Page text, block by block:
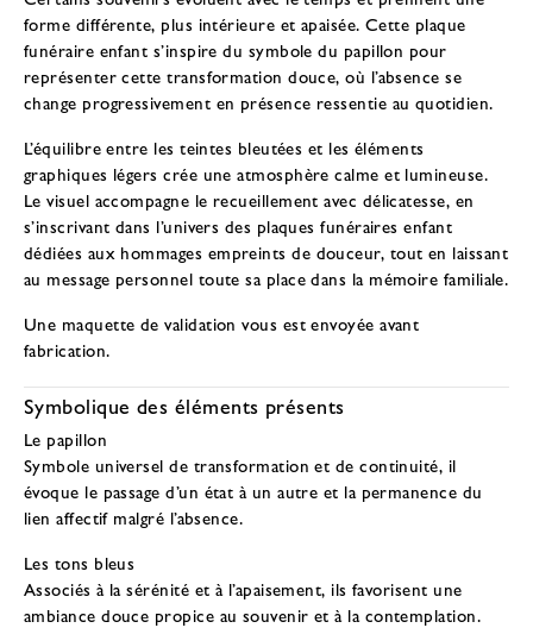
forme différente, plus intérieure et apaisée. Cette plaque
funéraire enfant s’inspire du symbole du papillon pour
représenter cette transformation douce, où l’absence se
change progressivement en présence ressentie au quotidien.
L’équilibre entre les teintes bleutées et les éléments
graphiques légers crée une atmosphère calme et lumineuse.
Le visuel accompagne le recueillement avec délicatesse, en
s’inscrivant dans l’univers des plaques funéraires enfant
dédiées aux hommages empreints de douceur, tout en laissant
au message personnel toute sa place dans la mémoire familiale.
Une maquette de validation vous est envoyée avant
fabrication.
Symbolique des éléments présents
Le papillon
Symbole universel de transformation et de continuité, il
évoque le passage d’un état à un autre et la permanence du
lien affectif malgré l’absence.
Les tons bleus
Associés à la sérénité et à l’apaisement, ils favorisent une
ambiance douce propice au souvenir et à la contemplation.